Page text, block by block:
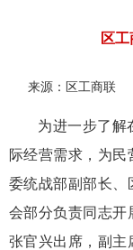
区
来源： 区工商联
为进一步了解
际经营需求，为
委统战部副部长、
会部分负责同志开
张官兴出席，副主